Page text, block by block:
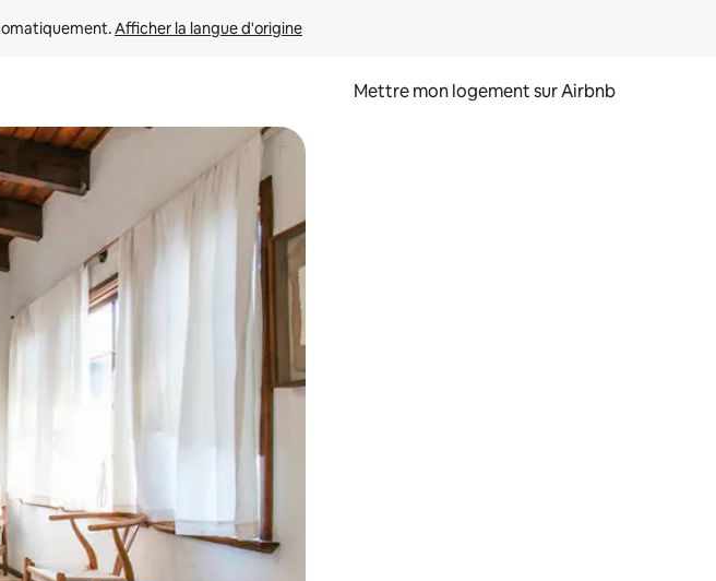
Afficher la langue d'origine
Mettre mon logement sur Airbnb
ou en appuyant et en faisant glisser.